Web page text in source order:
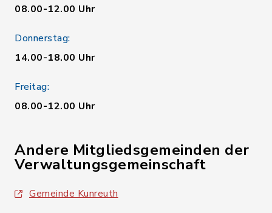
08.00-12.00 Uhr
Donnerstag:
14.00-18.00 Uhr
Freitag:
08.00-12.00 Uhr
Andere Mitgliedsgemeinden der
Verwaltungsgemeinschaft
Gemeinde Kunreuth